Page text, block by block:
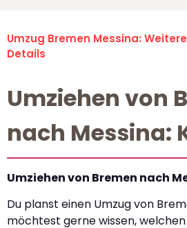
Umzug Bremen Messina:
Details
Umziehen von
nach Messina:
Umziehen von Bremen nach
Du planst einen Umzug von
möchtest gerne wissen,